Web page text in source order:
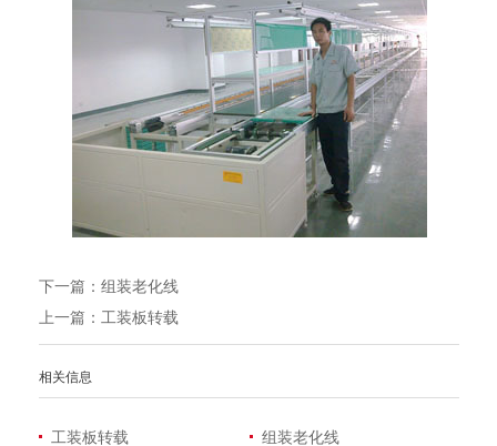
下一篇： 组装老化线
上一篇： 工装板转载
相关信息
工装板转载 组装老化线